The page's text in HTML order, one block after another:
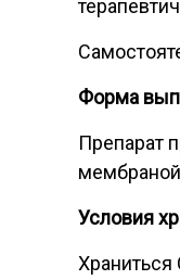
Форма
Препарат
Условия
Храниться